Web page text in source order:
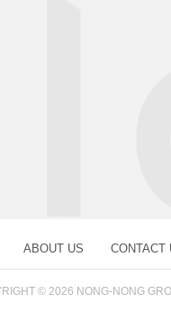
ABOUT US CONTACT
© 2026 NONG-NONG